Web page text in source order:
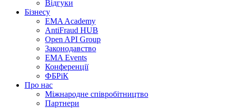
Відгуки
Бізнесу
EMA Academy
AntiFraud HUB
Open API Group
Законодавство
EMA Events
Конференції
ФБРіК
Про нас
Міжнародне співробітництво
Партнери